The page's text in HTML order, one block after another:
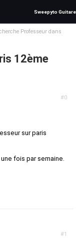
Sweepyto Guitare
Professeur dans
12ème
#0
sur paris
fois par semaine.
#1